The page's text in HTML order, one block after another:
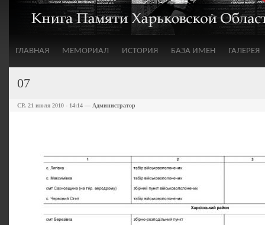
ГЛАВНАЯ МЕМОРИАЛ ИСТОРИЯ БАЗА ИМЕН ГАЛЕРЕЯ
07
СР, 21 июля 2010 - 14:14 — Администратор